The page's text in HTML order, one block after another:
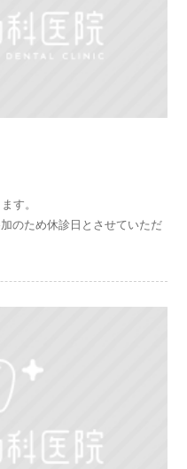
す。
のため休診日とさせていただ